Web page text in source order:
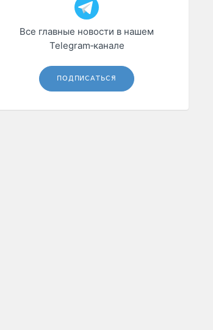
Все главные новости в нашем
Telegram‑канале
ПОДПИСАТЬСЯ